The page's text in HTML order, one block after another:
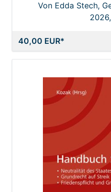
Von Edda Stech,
40,00 EUR